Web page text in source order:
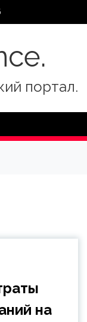
портал.
на